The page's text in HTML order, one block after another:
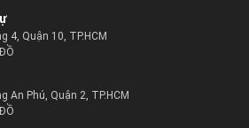
việc.
4, Quận 10, TP.HCM
An Phú, Quận 2, TP.HCM